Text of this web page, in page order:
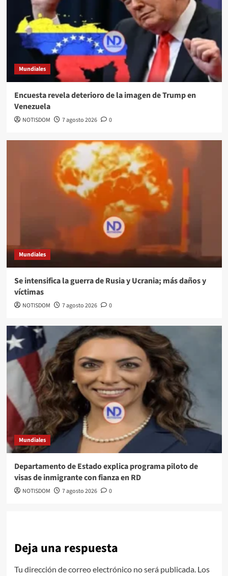
Mundiales
Encuesta revela deterioro de la imagen de Trump en
Venezuela
NOTISDOM 7 agosto 2026 0
Mundiales
Se intensifica la guerra de Rusia y Ucrania; más daños y
víctimas
NOTISDOM 7 agosto 2026 0
Mundiales
Departamento de Estado explica programa piloto de
visas de inmigrante con fianza en RD
NOTISDOM 7 agosto 2026 0
Deja una respuesta
Tu dirección de correo electrónico no será publicada. Los